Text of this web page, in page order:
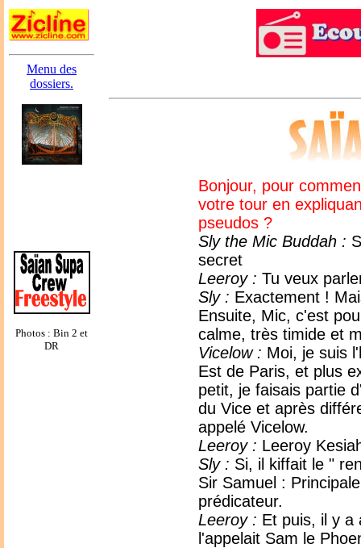
Menu des
dossiers.
Photos : Bin 2 et
DR
Bonjour, pour
votre tour en
pseudos ?
Sly the Mic Buddah :
secret
Leeroy : Tu veux
Sly : Exactement !
Ensuite, Mic, c'est
calme, très timide et
Vicelow : Moi, je suis
Est de Paris, et plus
petit, je faisais partie
du Vice et après
appelé Vicelow.
Leeroy : Leeroy
Sly : Si, il kiffait le "
Sir Samuel :
prédicateur.
Leeroy : Et puis, il y a
l'appelait Sam le